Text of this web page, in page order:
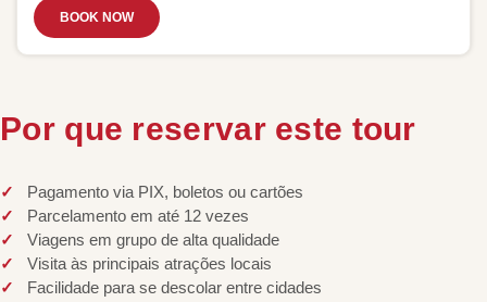
BOOK NOW
Por que reservar este tour
Pagamento via PIX, boletos ou cartões
Parcelamento em até 12 vezes
Viagens em grupo de alta qualidade
Visita às principais atrações locais
Facilidade para se descolar entre cidades